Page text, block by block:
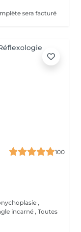
sera facturé
100
,
incarné , Toutes